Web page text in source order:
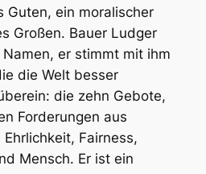
Guten, ein moralischer
Großen. Bauer Ludger
er stimmt mit ihm
die Welt besser
die zehn Gebote,
Forderungen aus
Fairness,
Mensch. Er ist ein